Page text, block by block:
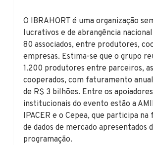
O IBRAHORT é uma organização
lucrativos e de abrangência
80 associados, entre produtores,
empresas. Estima-se que o grupo
1.200 produtores entre parceiros,
cooperados, com faturamento
de R$ 3 bilhões. Entre os apoiadores
institucionais do evento estão a
IPACER e o Cepea, que participa
de dados de mercado apresentados
programação.